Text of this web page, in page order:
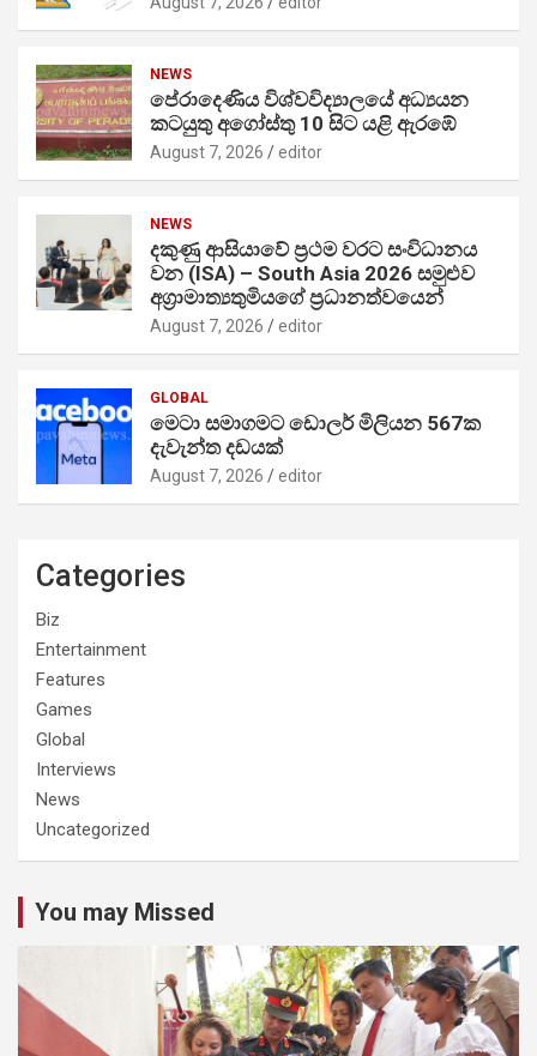
NEWS
පේරාදෙණිය විශ්වවිද්‍යාලයේ අධ්‍යයන
කටයුතු අගෝස්තු 10 සිට යළි ඇරඹේ
August 7, 2026 editor
NEWS
දකුණු ආසියාවේ ප්‍රථම වරට සංවිධානය
වන (ISA) – South Asia 2026 සමුළුව
අග්‍රාමාත්‍යතුමියගේ ප්‍රධානත්වයෙන්
August 7, 2026 editor
GLOBAL
මෙටා සමාගමට ඩොලර් මිලියන 567ක
දැවැන්ත දඩයක්
August 7, 2026 editor
Categories
Biz
Entertainment
Features
Games
Global
Interviews
News
Uncategorized
You may Missed